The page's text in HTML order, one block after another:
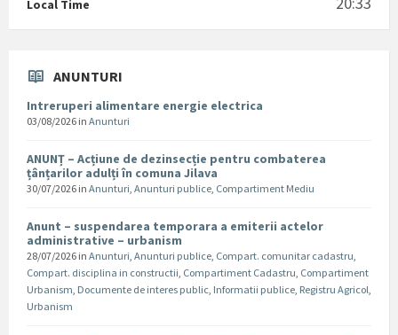
Local Time
ANUNTURI
Intreruperi alimentare energie electrica
03/08/2026 in Anunturi
ANUNȚ – Acțiune de dezinsecție pentru combaterea
țânțarilor adulți în comuna Jilava
30/07/2026 in Anunturi, Anunturi publice, Compartiment Mediu
Anunt – suspendarea temporara a emiterii actelor
administrative – urbanism
28/07/2026 in Anunturi, Anunturi publice, Compart. comunitar cadastru,
Compart. disciplina in constructii, Compartiment Cadastru, Compartiment
Urbanism, Documente de interes public, Informatii publice, Registru Agricol,
Urbanism